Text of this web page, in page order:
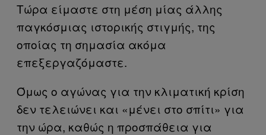
Τώρα είμαστε στη μέση μίας άλλης
παγκόσμιας ιστορικής στιγμής, της
οποίας τη σημασία ακόμα
επεξεργαζόμαστε.
Όμως ο αγώνας για την κλιματική κρίση
δεν τελειώνει και «μένει στο σπίτι» για
την ώρα, καθώς η προσπάθεια για